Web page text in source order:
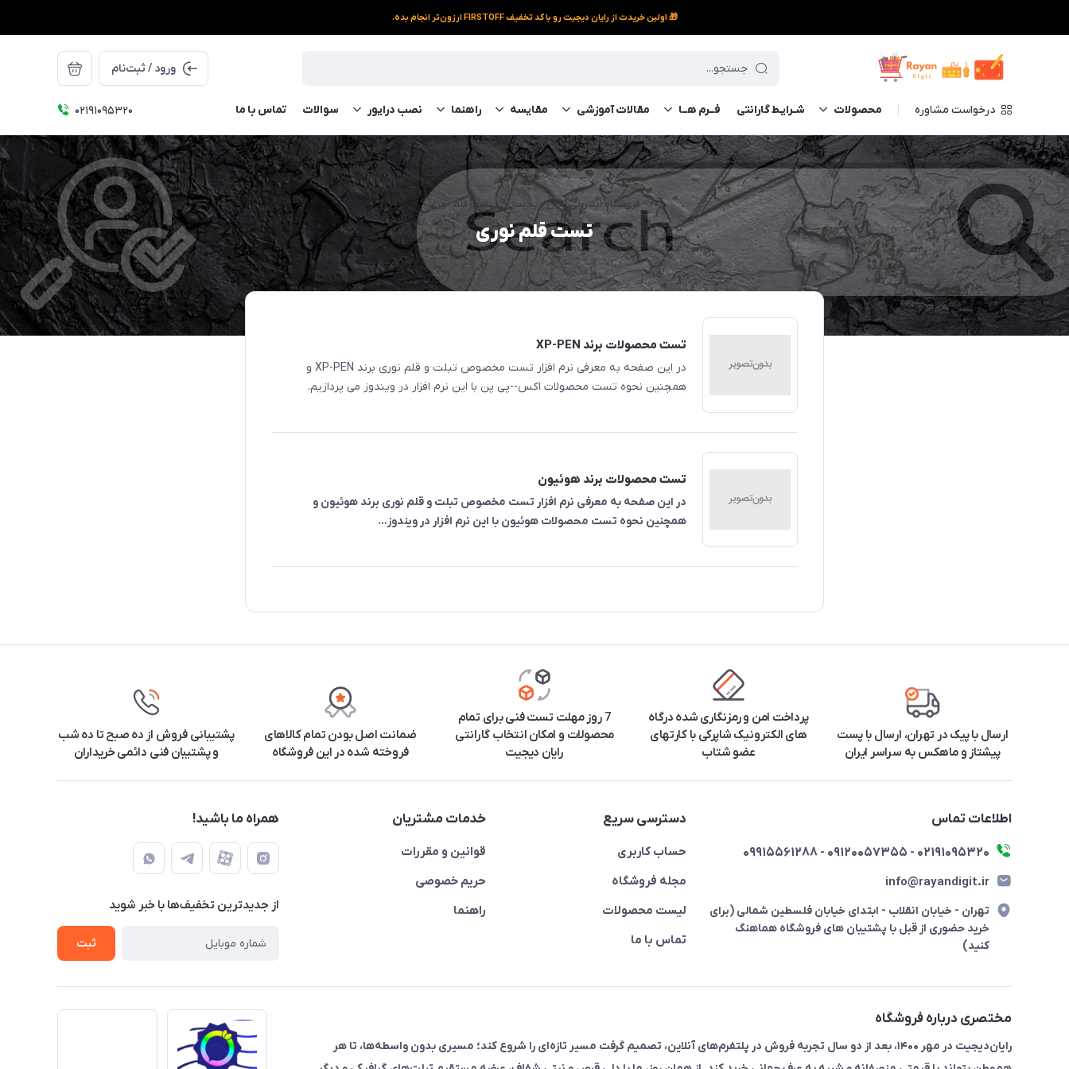
🎁 اولین خریدت از رایان دیجیت رو با کد تخفیف FIRSTOFF ارزون‌تر انجام بده.
ورود / ثبت‌نام
درخواست مشاوره محصولات شـرایـط گارانتی فــرم‌ هــا مقالات آموزشی مقایسه راهنما نصب درایور سوالات تماس با ما ۰۲۱91095320
فروشگاه اینترنتی رایان دیجیت / تست قلم نوری
تست قلم نوری
تست محصولات برند XP-PEN
در این صفحه به معرفی نرم افزار تست مخصوص تبلت و قلم نوری برند XP-PEN و
همچنین نحوه تست محصولات اکس--پی پن با این نرم افزار در ویندوز می پردازیم.
تست محصولات برند هوئیون
در این صفحه به معرفی نرم افزار تست مخصوص تبلت و قلم نوری برند هوئیون و
همچنین نحوه تست محصولات هوئیون با این نرم افزار در ویندوز...
ارسال با پیک در تهران، ارسال با پست
پیشتاز و ماهکس به سراسر ایران
پرداخت امن و رمزنگاری شده درگاه
های الکترونیک شاپرکی با کارتهای
عضو شتاب
7 روز مهلت تست فنی برای تمام
محصولات و امکان انتخاب گارانتی
رایان دیجیت
ضمانت اصل بودن تمام کالاهای
فروخته شده در این فروشگاه
پشتیبانی فروش از ده صبح تا ده شب
و پشتیبان فنی دائمی خریداران
اطلاعات تماس
۰۲۱91095320 - 09120057355 - 09915561288
info@rayandigit.ir
تهران - خیابان انقلاب - ابتدای خیابان فلسطین شمالی (برای
خرید حضوری از قبل با پشتیبان های فروشگاه هماهنگ
کنید)
دسترسی سریع
حساب کاربری
مجله فروشگاه
لیست محصولات
تماس با ما
خدمات مشتریان
قوانین و مقررات
حریم خصوصی
راهنما
همراه ما باشید!
از جدید‌ترین تخفیف‌ها با‌ خبر شوید
ثبت
مختصری درباره فروشگاه
رایان‌دیجیت در مهر ۱۴۰۰، بعد از دو سال تجربه فروش در پلتفرم‌های آنلاین، تصمیم گرفت مسیر تازه‌ای را شروع کند؛ مسیری بدون واسطه‌ها، تا هر